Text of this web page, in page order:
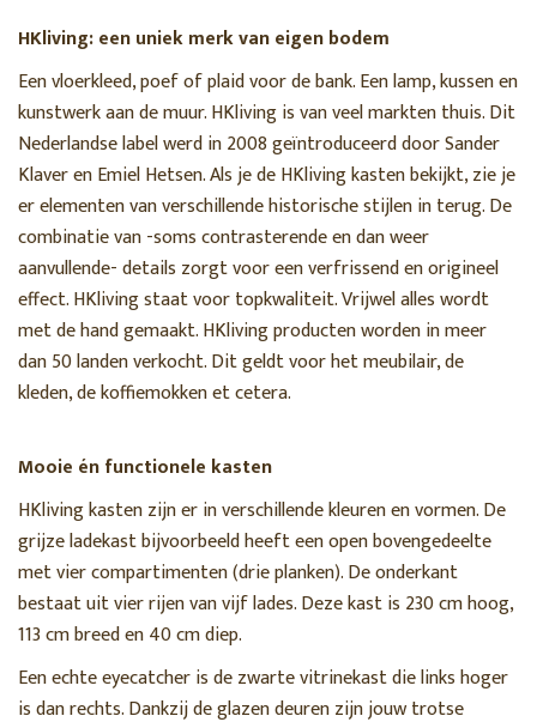
Nomad bank
Vint bank
Sale
SORTEREN OP
Nieuwste producten
MERK
Alle merken
RUIMTE
KLEUR
HKliving: een uniek merk van eigen bodem
Een vloerkleed, poef of plaid voor de bank. Een lamp, kussen en
kunstwerk aan de muur. HKliving is van veel markten thuis. Dit
Nederlandse label werd in 2008 geïntroduceerd door Sander
Klaver en Emiel Hetsen. Als je de HKliving kasten bekijkt, zie je
er elementen van verschillende historische stijlen in terug. De
combinatie van -soms contrasterende en dan weer
aanvullende- details zorgt voor een verfrissend en origineel
effect. HKliving staat voor topkwaliteit. Vrijwel alles wordt
met de hand gemaakt. HKliving producten worden in meer
dan 50 landen verkocht. Dit geldt voor het meubilair, de
kleden, de koffiemokken et cetera.
Mooie én functionele kasten
HKliving kasten zijn er in verschillende kleuren en vormen. De
grijze ladekast bijvoorbeeld heeft een open bovengedeelte
met vier compartimenten (drie planken). De onderkant
bestaat uit vier rijen van vijf lades. Deze kast is 230 cm hoog,
113 cm breed en 40 cm diep.
Een echte eyecatcher is de zwarte vitrinekast die links hoger
is dan rechts. Dankzij de glazen deuren zijn jouw trotse